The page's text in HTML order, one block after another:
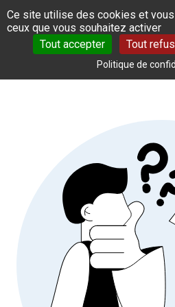
Panneau de gestion des cookies
Ce site utilise des cookies et
ceux que vous souhaitez activer
Tout accepter
Tout
Politique de